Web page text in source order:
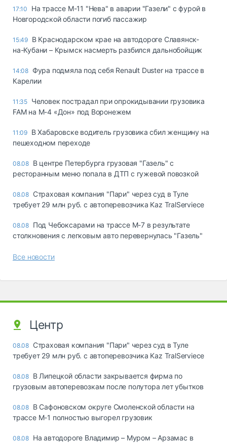
17:10
На трассе М-11 "Нева" в аварии "Газели" с фурой в
Новгородской области погиб пассажир
15:49 В Краснодарском крае на автодороге Славянск-
на-Кубани – Крымск насмерть разбился дальнобойщик
14:08 Фура подмяла под себя Renault Duster на трассе в
Карелии
11:35 Человек пострадал при опрокидывании грузовика
FAM на М-4 «Дон» под Воронежем
11:09 В Хабаровске водитель грузовика сбил женщину на
пешеходном переходе
08.08 В центре Петербурга грузовая "Газель" с
ресторанным меню попала в ДТП с гужевой повозкой
08.08 Страховая компания "Пари" через суд в Туле
требует 29 млн руб. с автоперевозчика Kaz TralServiece
08.08 Под Чебоксарами на трассе М-7 в результате
столкновения с легковым авто перевернулась "Газель"
Все новости
Центр
08.08 Страховая компания "Пари" через суд в Туле
требует 29 млн руб. с автоперевозчика Kaz TralServiece
08.08 В Липецкой области закрывается фирма по
грузовым автоперевозкам после полутора лет убытков
08.08 В Сафоновском округе Смоленской области на
трассе М-1 полностью выгорел грузовик
08.08 На автодороге Владимир – Муром – Арзамас в